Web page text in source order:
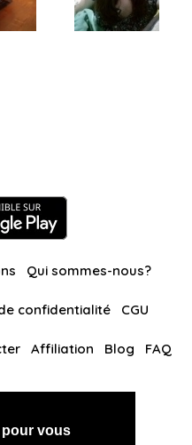
vous
Qui sommes-nous?
confidentialité CGU
Affiliation Blog FAQ